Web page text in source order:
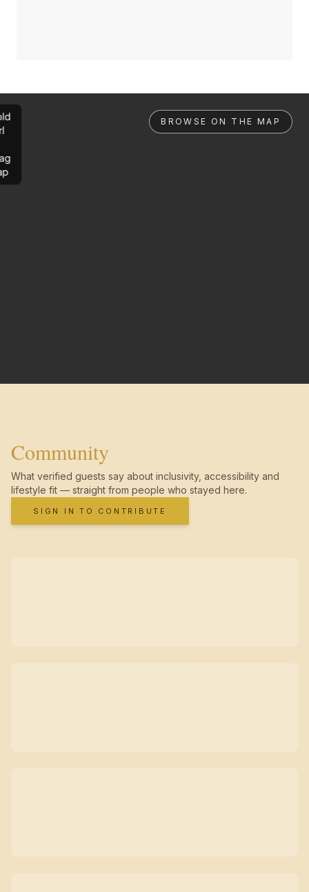
BROWSE ON THE MAP
Community
What verified guests say about inclusivity, accessibility and
lifestyle fit — straight from people who stayed here.
SIGN IN TO CONTRIBUTE